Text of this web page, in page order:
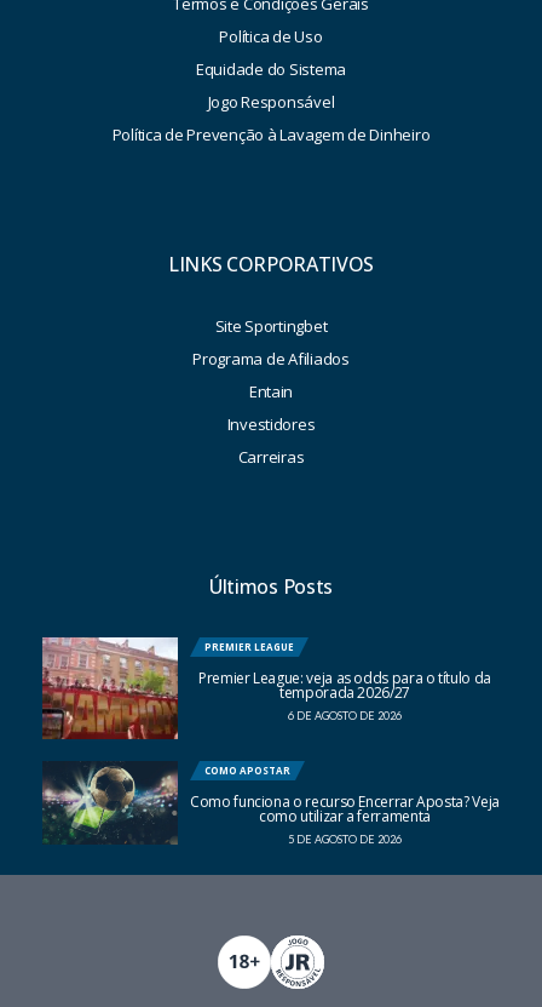
Política de Uso
Equidade do Sistema
Jogo Responsável
Política de Prevenção à Lavagem de Dinheiro
LINKS CORPORATIVOS
Site Sportingbet
Programa de Afiliados
Entain
Investidores
Carreiras
Últimos Posts
PREMIER LEAGUE
Premier League: veja as odds para o título da
temporada 2026/27
6 DE AGOSTO DE 2026
COMO APOSTAR
Como funciona o recurso Encerrar Aposta? Veja
como utilizar a ferramenta
5 DE AGOSTO DE 2026